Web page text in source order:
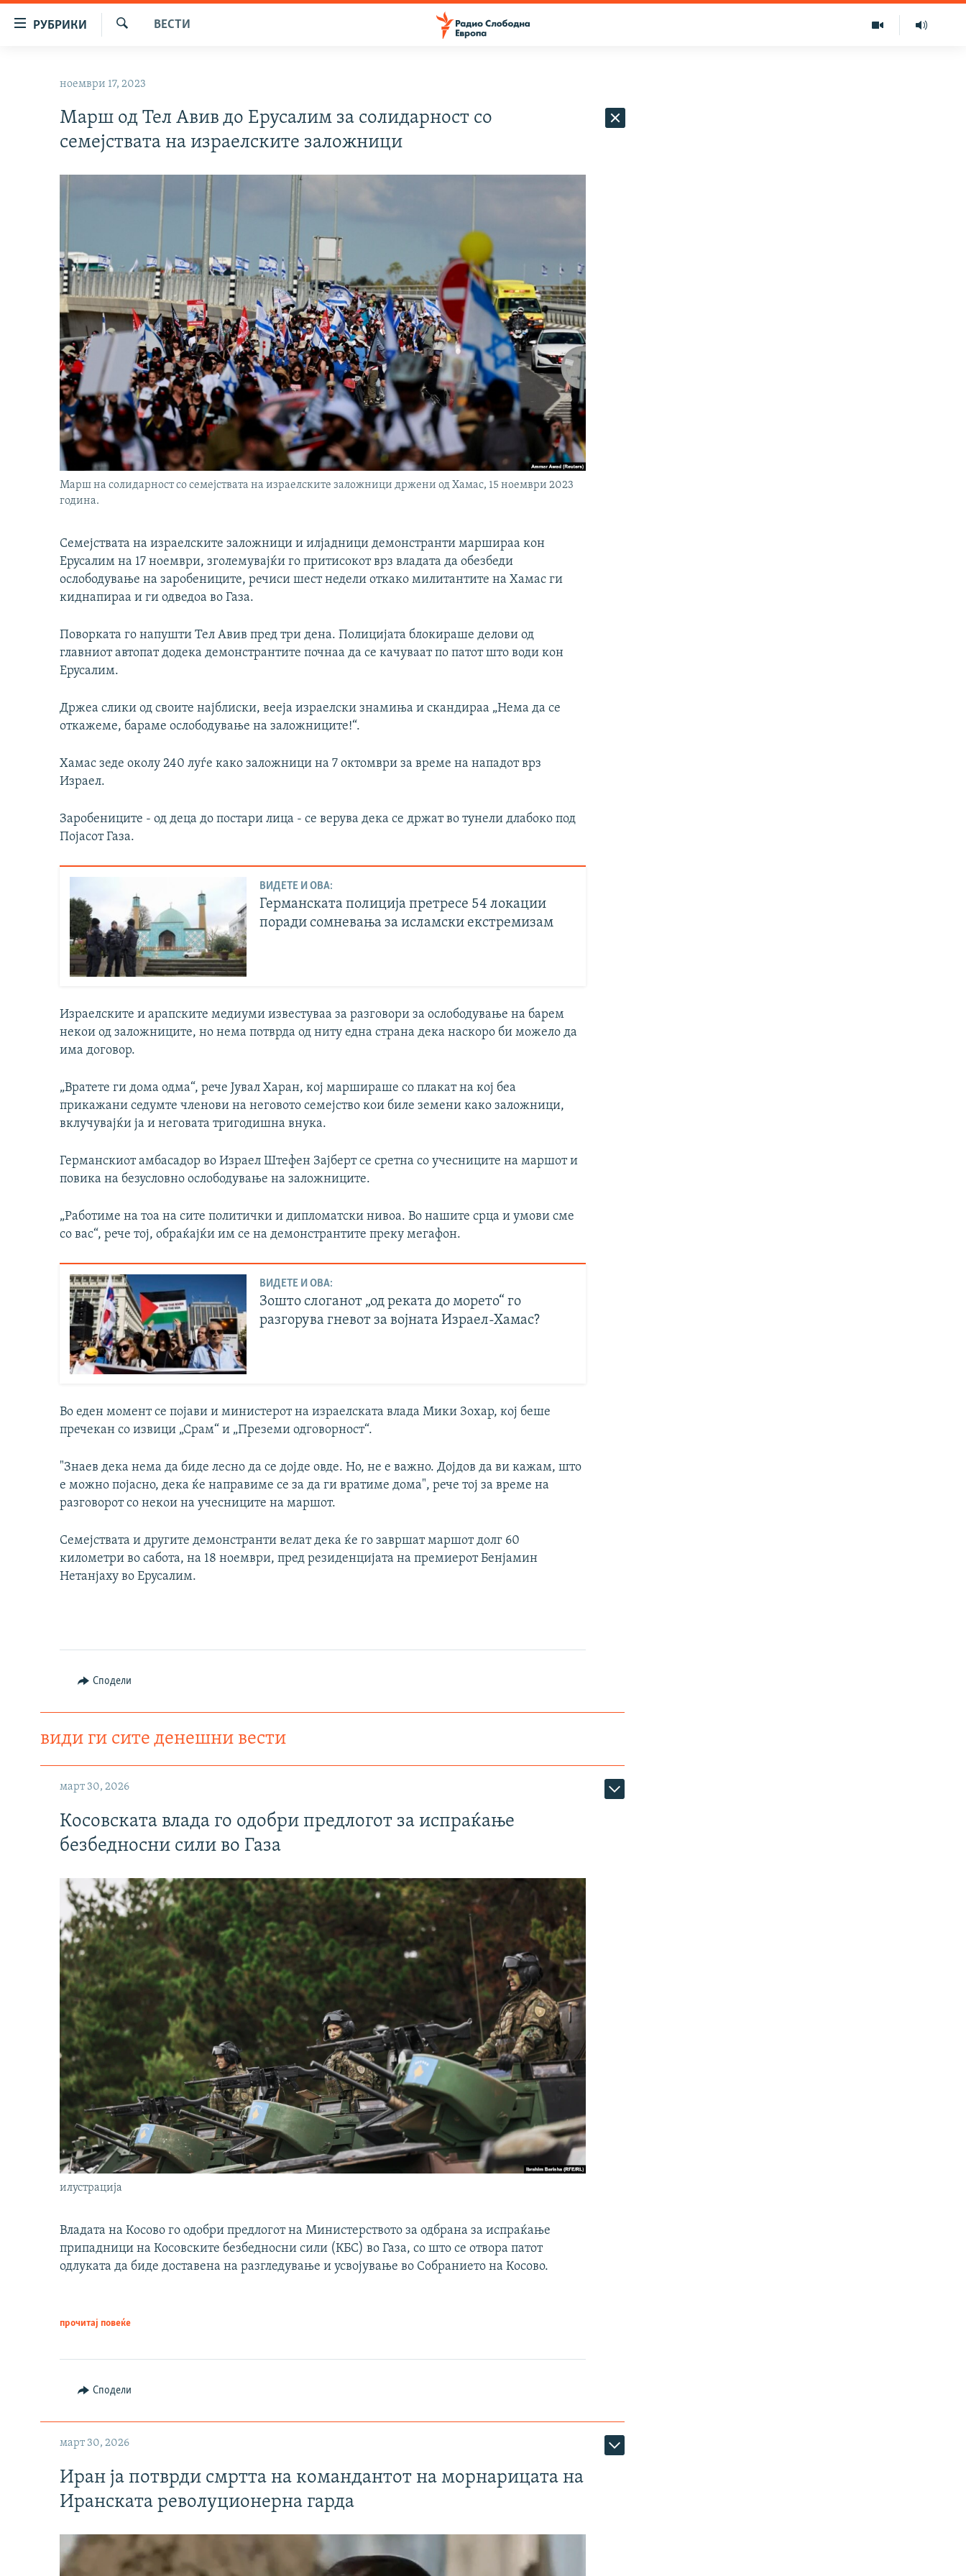
РУБРИКИ
ВИЗУЕЛНО
ВЕСТИ
ноември 17, 2023
Марш од Тел Авив до Ерусалим за солидарност со
семејствата на израелските заложници
Марш на солидарност со семејствата на израелските заложници држени од Хамас, 15 ноември 2023
година.
Семејствата на израелските заложници и илјадници демонстранти маршираа кон
Ерусалим на 17 ноември, зголемувајќи го притисокот врз владата да обезбеди
ослободување на заробениците, речиси шест недели откако милитантите на Хамас ги
киднапираа и ги одведоа во Газа.
Поворката го напушти Тел Авив пред три дена. Полицијата блокираше делови од
главниот автопат додека демонстрантите почнаа да се качуваат по патот што води кон
Ерусалим.
Држеа слики од своите најблиски, вееја израелски знамиња и скандираа „Нема да се
откажеме, бараме ослободување на заложниците!“.
Хамас зеде околу 240 луѓе како заложници на 7 октомври за време на нападот врз
Израел.
Заробениците - од деца до постари лица - се верува дека се држат во тунели длабоко под
Појасот Газа.
ВИДЕТЕ И ОВА:
Германската полиција претресе 54 локации
поради сомневања за исламски екстремизам
Израелските и арапските медиуми известуваа за разговори за ослободување на барем
некои од заложниците, но нема потврда од ниту една страна дека наскоро би можело да
има договор.
„Вратете ги дома одма“, рече Јувал Харан, кој маршираше со плакат на кој беа
прикажани седумте членови на неговото семејство кои биле земени како заложници,
вклучувајќи ја и неговата тригодишна внука.
Германскиот амбасадор во Израел Штефен Зајберт се сретна со учесниците на маршот и
повика на безусловно ослободување на заложниците.
„Работиме на тоа на сите политички и дипломатски нивоа. Во нашите срца и умови сме
со вас“, рече тој, обраќајќи им се на демонстрантите преку мегафон.
ВИДЕТЕ И ОВА:
Зошто слоганот „од реката до морето“ го
разгорува гневот за војната Израел-Хамас?
Во еден момент се појави и министерот на израелската влада Мики Зохар, кој беше
пречекан со извици „Срам“ и „Преземи одговорност“.
"Знаев дека нема да биде лесно да се дојде овде. Но, не е важно. Дојдов да ви кажам, што
е можно појасно, дека ќе направиме се за да ги вратиме дома", рече тој за време на
разговорот со некои на учесниците на маршот.
Семејствата и другите демонстранти велат дека ќе го завршат маршот долг 60
километри во сабота, на 18 ноември, пред резиденцијата на премиерот Бенјамин
Нетанјаху во Ерусалим.
Сподели
види ги сите денешни вести
март 30, 2026
Косовската влада го одобри предлогот за испраќање
безбедносни сили во Газа
илустрација
Владата на Косово го одобри предлогот на Министерството за одбрана за испраќање
припадници на Косовските безбедносни сили (КБС) во Газа, со што се отвора патот
одлуката да биде доставена на разгледување и усвојување во Собранието на Косово.
прочитај повеќе
Сподели
март 30, 2026
Иран ја потврди смртта на командантот на морнарицата на
Иранската револуционерна гарда